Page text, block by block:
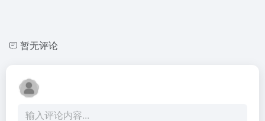
暂无评论